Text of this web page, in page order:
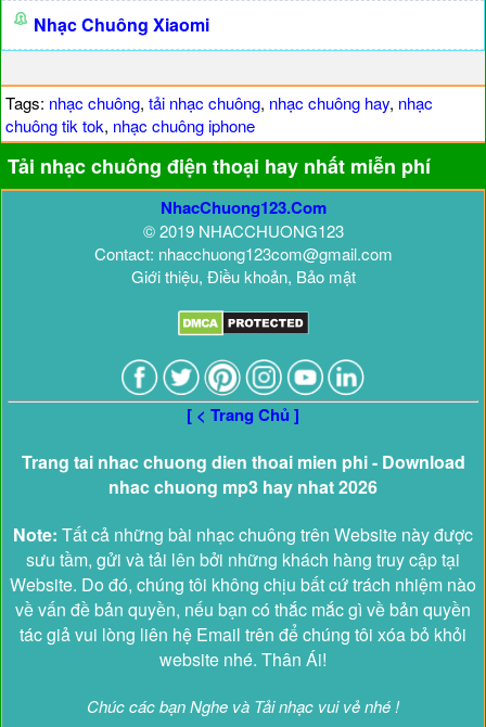
Nhạc Chuông Xiaomi
Tags: nhạc chuông, tải nhạc chuông, nhạc chuông hay, nhạc
chuông tik tok, nhạc chuông iphone
Tải nhạc chuông điện thoại hay nhất miễn phí
NhacChuong123.Com
© 2019 NHACCHUONG123
Contact: nhacchuong123com@gmail.com
Giới thiệu, Điều khoản, Bảo mật
[ < Trang Chủ ]
Trang tai nhac chuong dien thoai mien phi - Download
nhac chuong mp3 hay nhat 2026
Note: Tất cả những bài nhạc chuông trên Website này được
sưu tầm, gửi và tải lên bởi những khách hàng truy cập tại
Website. Do đó, chúng tôi không chịu bất cứ trách nhiệm nào
về vấn đề bản quyền, nếu bạn có thắc mắc gì về bản quyền
tác giả vui lòng liên hệ Email trên để chúng tôi xóa bỏ khỏi
website nhé. Thân Ái!
Chúc các bạn Nghe và Tải nhạc vui vẻ nhé !